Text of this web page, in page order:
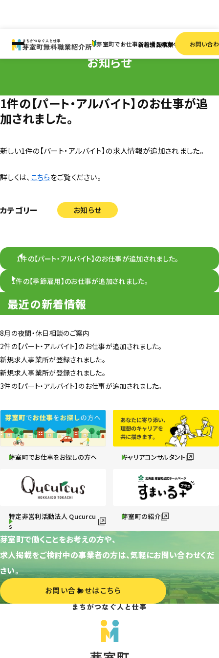
芽室町でお仕事をお探しの方へ
新着情報求人検索事業者一覧お問い合
1件の【パート・アルバイト】のお仕事が追加されました。
お知らせ
1件の【パート・アルバイト】のお仕事が追
加されました。
新しい1件の【パート・アルバイト】の求人情報が追加されました。
詳しくは、 こちらをご覧ください。
カテゴリー お知らせ
1件の【パート・アルバイト】のお仕事が追加されました。
1件の【季節雇用】のお仕事が追加されました。
最近の新着情報
8月の夜間・休日相談のご案内
2件の【パート・アルバイト】のお仕事が追加されました。
新規求人事業所が登録されました。
新規求人事業所が登録されました。
3件の【パート・アルバイト】のお仕事が追加されました。
芽室町でお仕事をお探しの方へ キャリアコンサルタント
特定非営利活動法人 Qucurcu
s
芽室町の紹介
芽室町で働くことをお考えの方や、
求人掲載をご検討中の事業者の方は、気軽にお問い合わせくだ
さい。
お問い合わせはこちら